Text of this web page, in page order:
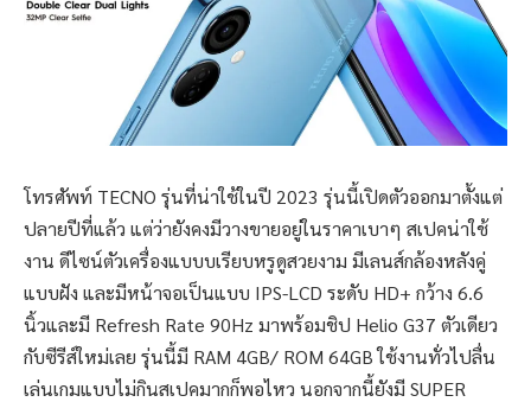
โทรศัพท์ TECNO รุ่นที่น่าใช้ในปี 2023 รุ่นนี้เปิดตัวออกมาตั้งแต่
ปลายปีที่แล้ว แต่ว่ายังคงมีวางขายอยู่ในราคาเบาๆ สเปคน่าใช้
งาน ดีไซน์ตัวเครื่องแบบบเรียบหรูดูสวยงาม มีเลนส์กล้องหลังคู่
แบบฝัง และมีหน้าจอเป็นแบบ IPS-LCD ระดับ HD+ กว้าง 6.6
นิ้วและมี Refresh Rate 90Hz มาพร้อมชิป Helio G37 ตัวเดียว
กับซีรีส์ใหม่เลย รุ่นนี้มี RAM 4GB/ ROM 64GB ใช้งานทั่วไปลื่น
เล่นเกมแบบไม่กินสเปคมากก็พอไหว นอกจากนี้ยังมี SUPER